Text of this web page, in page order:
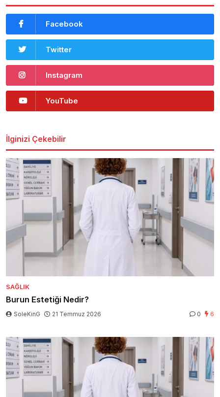
Facebook
Twitter
Instagram
YouTube
İlginizi Çekebilir
SAĞLIK
Burun Estetiği Nedir?
SoleKinG 21 Temmuz 2026 0 6